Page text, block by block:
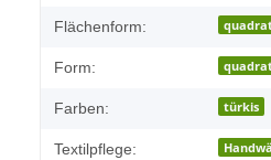
Flächenform:
Form:
Farben: türkis
Textilpflege: